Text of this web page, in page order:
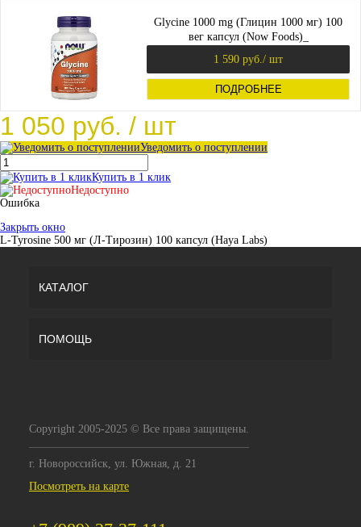
Glycine 1000 mg (Глицин 1000 мг) 100
вег капсул (Now Foods)_
1 590 руб. / шт
ПОДРОБНЕЕ
1 050 руб. / шт
Уведомить о поступлении
Купить в 1 клик
Недоступно
Ошибка
Закрыть окно
L-Tyrosine 500 мг (Л-Тирозин) 100 капсул (Haya Labs)
КАТАЛОГ
ПОМОЩЬ
Copyright 2005-2025 © Все права защищены.
г. Новороссийск, ул. Южная, д. 21
Посмотреть на карте